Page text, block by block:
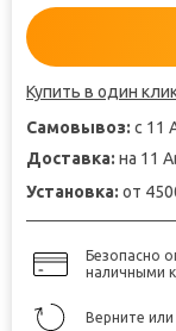
Купить в один
Самовывоз: с 11
Доставка: на 11
Установка: от
Безопасно
наличными
Верните